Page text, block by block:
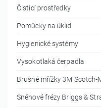
Čistící prostředky
Pomůcky na úklid
Hygienické systémy
Vysokotlaká čerpadla
Brusné mřížky 3M Scotch-
Sněhové frézy Briggs &